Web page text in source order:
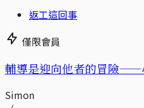
返工這回事
僅限會員
輔導是迎向他者的冒險——
Simon